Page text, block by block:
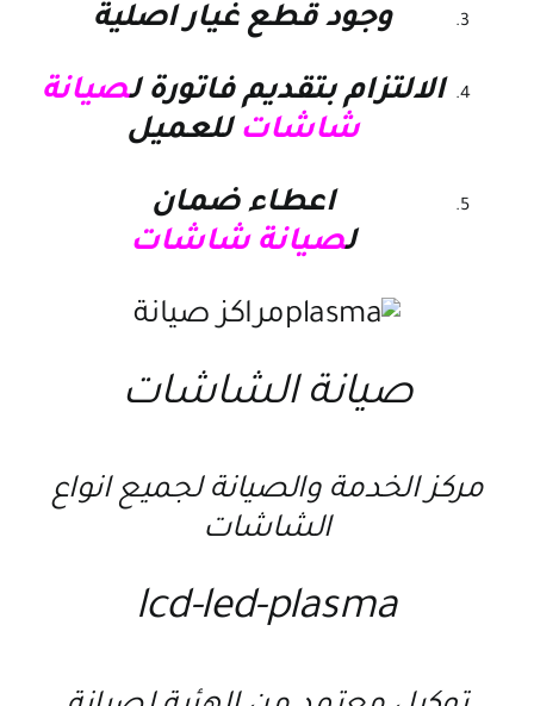
وجود قطع غيار اصلية
الالتزام بتقديم فاتورة لصيانة
شاشاتللعميل
اعطاء ضمان
لصيانة شاشات
صيانة الشاشات
مركز الخدمة والصيانة لجميع انواع
الشاشات
lcd-led-plasma